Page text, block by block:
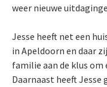
weer nieuwe
Jesse heeft net een
in Apeldoorn en daar
familie aan de klus om
Daarnaast heeft Jesse